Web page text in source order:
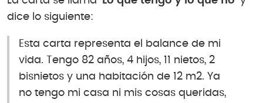
dice lo siguiente:
Esta carta representa el balance de mi
vida. Tengo 82 años, 4 hijos, 11 nietos, 2
bisnietos y una habitación de 12 m2. Ya
no tengo mi casa ni mis cosas queridas,